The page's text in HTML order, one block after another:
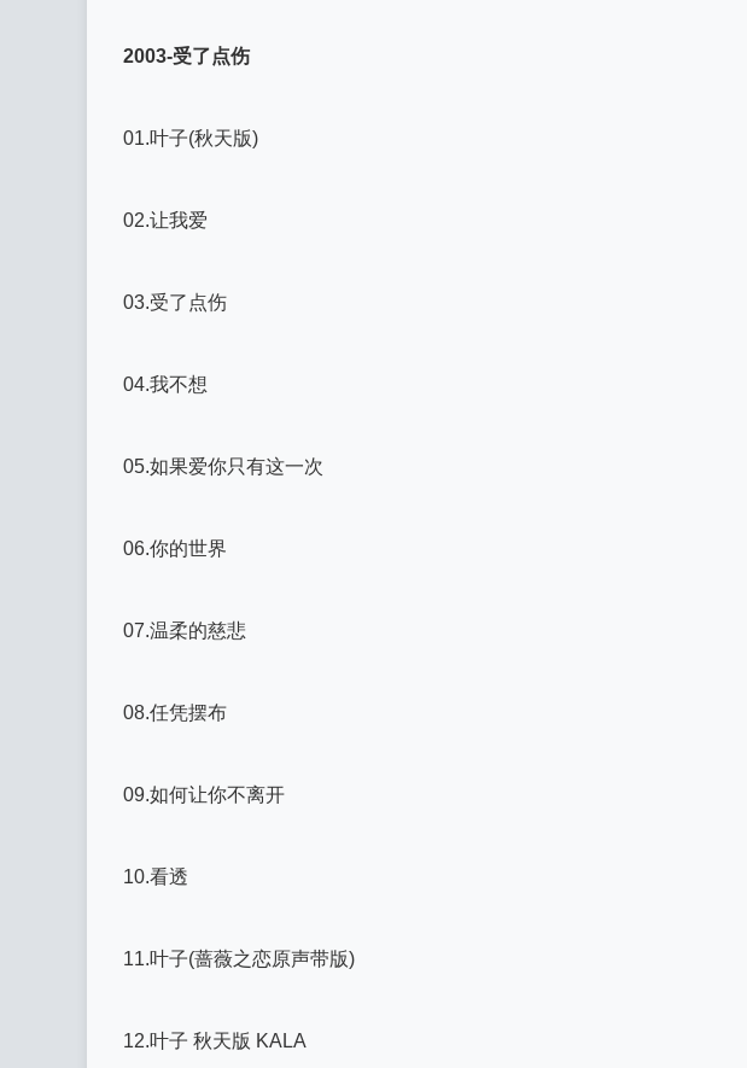
2003-受了点伤
01.叶子(秋天版)
02.让我爱
03.受了点伤
04.我不想
05.如果爱你只有这一次
06.你的世界
07.温柔的慈悲
08.任凭摆布
09.如何让你不离开
10.看透
11.叶子(蔷薇之恋原声带版)
12.叶子 秋天版 KALA